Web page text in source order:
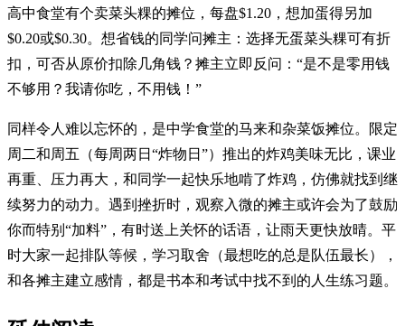
高中食堂有个卖菜头粿的摊位，每盘$1.20，想加蛋得另加
$0.20或$0.30。想省钱的同学问摊主：选择无蛋菜头粿可有折
扣，可否从原价扣除几角钱？摊主立即反问：“是不是零用钱
不够用？我请你吃，不用钱！”
同样令人难以忘怀的，是中学食堂的马来和杂菜饭摊位。限定
周二和周五（每周两日“炸物日”）推出的炸鸡美味无比，课业
再重、压力再大，和同学一起快乐地啃了炸鸡，仿佛就找到继
续努力的动力。遇到挫折时，观察入微的摊主或许会为了鼓励
你而特别“加料”，有时送上关怀的话语，让雨天更快放晴。平
时大家一起排队等候，学习取舍（最想吃的总是队伍最长），
和各摊主建立感情，都是书本和考试中找不到的人生练习题。